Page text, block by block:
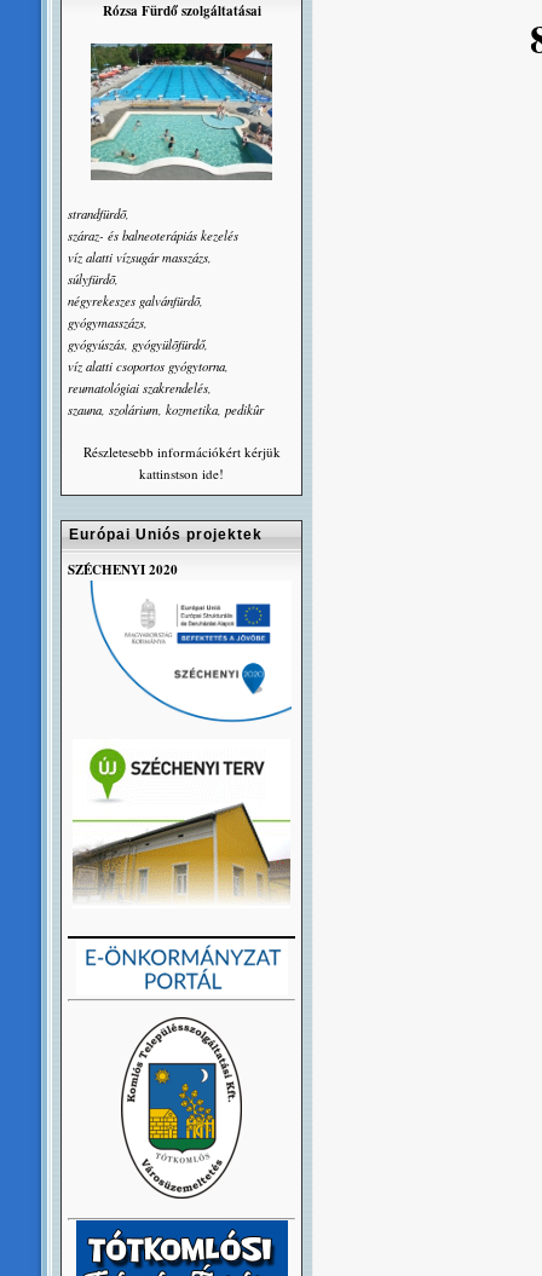
Rózsa Fürdő szolgáltatásai
strandfürdõ,
száraz- és balneoterápiás kezelés
víz alatti vízsugár masszázs,
súlyfürdõ,
négyrekeszes galvánfürdõ,
gyógymasszázs,
gyógyúszás, gyógyülõfürdő,
víz alatti csoportos gyógytorna,
reumatológiai szakrendelés,
szauna, szolárium, kozmetika, pedikûr
Részletesebb információkért kérjük
kattinstson ide!
Európai Uniós projektek
SZÉCHENYI 2020